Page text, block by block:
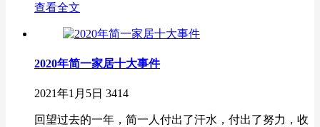
查看全文
2020年简一家居十大事件
2021年1月5日 3414
回望过去的一年，简一人付出了汗水，付出了努力，收